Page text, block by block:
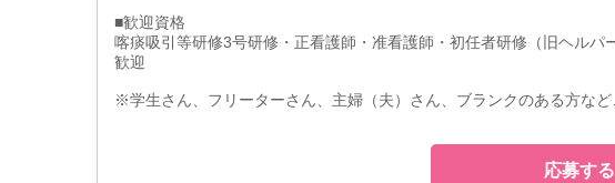
■歓迎資格
喀痰吸引等研修3号研修・正看護師・准看護師・初任者研修（旧ヘル
歓迎
※学生さん、フリーターさん、主婦（夫）さん、ブランクのある方な
応募する